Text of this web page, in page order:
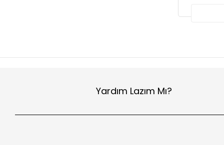
Roborock G10
Roborock Q8 Max Pro
Yardım Lazım Mı?